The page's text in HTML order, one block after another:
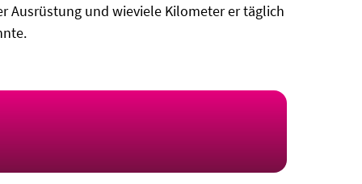
Ausrüstung und wieviele Kilometer er täglich